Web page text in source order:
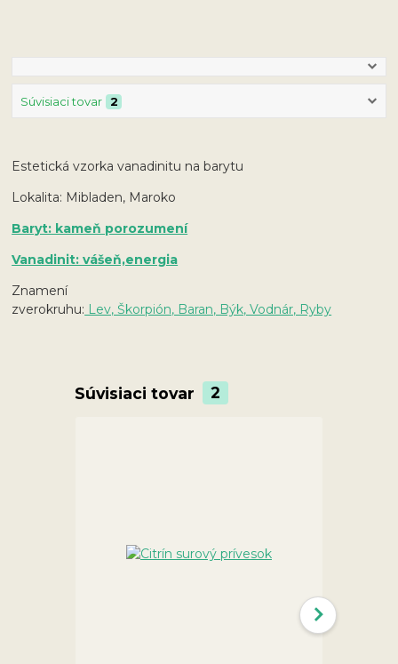
Súvisiaci tovar 2
Estetická vzorka vanadinitu na barytu
Lokalita: Mibladen, Maroko
Baryt: kameň porozumení
Vanadinit: vášeň,energia
Znamení
zverokruhu: Lev, Škorpión, Baran, Býk, Vodnár, Ryby
Súvisiaci tovar 2